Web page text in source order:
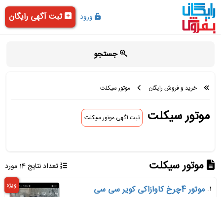
ورود ثبت آگهی رایگان
جستجو
خرید و فروش رایگان موتور سیکلت
موتور سیکلت ثبت آگهی موتور سیکلت
موتور سیکلت
تعداد نتایج 14 مورد
1. موتور 4چرخ کاوازاکی کویر سی سی ویژه